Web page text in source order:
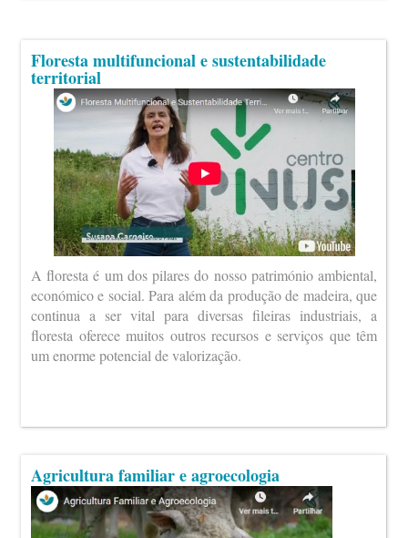
Floresta multifuncional e sustentabilidade
territorial
A floresta é um dos pilares do nosso património ambiental,
económico e social. Para além da produção de madeira, que
continua a ser vital para diversas fileiras industriais, a
floresta oferece muitos outros recursos e serviços que têm
um enorme potencial de valorização.
Agricultura familiar e agroecologia